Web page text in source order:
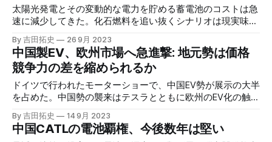
太陽光発電とその変動的な電力を貯める蓄電池のコストは急
速に減少してきた。化石燃料を追い抜くシナリオは現実味を
増しており、エネルギーの主役の座を伺っている。
By 吉田拓史 26 9月 2023
中国製EV、欧州市場へ急進撃: 地元勢は価格
競争力の差を縮められるか
ドイツで行われたモーターショーで、中国EV勢が展示の大半
を占めた。中国勢の襲来はテスラとともに欧州のEV化の触媒
になっているが、ウクライナ戦争の影響に苦しむ地元自動車
産業にとっては、泣きっ面に蜂でもある。
By 吉田拓史 14 9月 2023
中国CATLの電池覇権、今後数年は堅い